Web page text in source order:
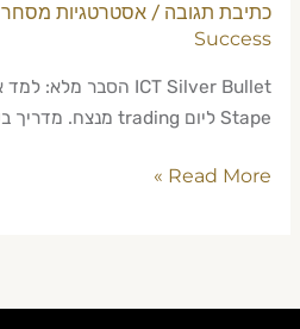
כתיבת תגובה / אסטרטגיות מסחר ICT
Success
Stape ליום trading מנצח. מדריך בעברית מ-Maor Ganima.
(2026)
Read More »